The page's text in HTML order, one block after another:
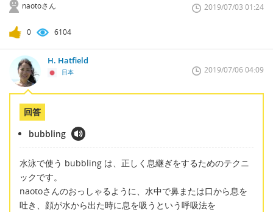
naotoさん 2019/07/03 01:24
0 6104
H. Hatfield
日本 2019/07/06 04:09
回答
bubbling
水泳で使う bubbling は、正しく息継ぎをするためのテクニ
ックです。
naotoさんのおっしゃるように、水中で鼻または口から息を
吐き、顔が水から出た時に息を吸うという呼吸法を